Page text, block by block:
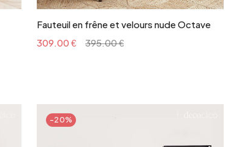
Fauteuil en frêne et velours nude Octave
309.00 €
395.00 €
-20%